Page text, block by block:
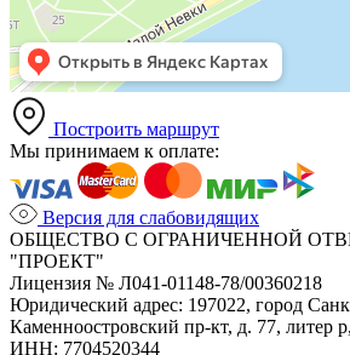
Построить маршрут
Мы принимаем к оплате:
Версия для слабовидящих
ОБЩЕСТВО С ОГРАНИЧЕННОЙ
"ПРОЕКТ"
Лицензия № Л041-01148-78/00360218
Юридический адрес: 197022, город
Каменноостровский пр-кт, д. 77, литер
ИНН: 7704520344